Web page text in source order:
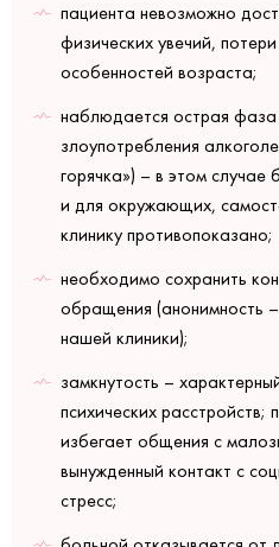
пациента невозможно
физических увечий,
особенностей возраста;
наблюдается острая
злоупотребления
горячка») – в этом случае
и для окружающих,
клинику противопоказано;
необходимо сохранить
обращения (анонимность
нашей клиники);
замкнутость –
психических расстройств;
избегает общения с
вынужденный контакт с
стресс;